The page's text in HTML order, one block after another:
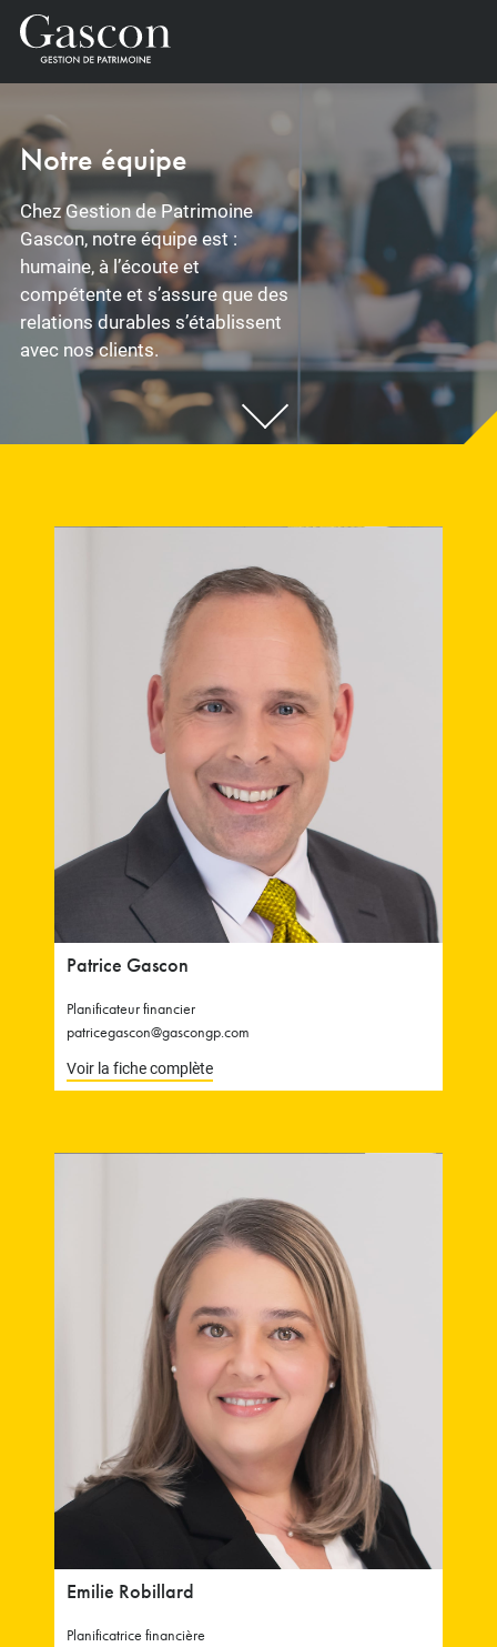
Notre équipe
Chez Gestion de Patrimoine
Gascon, notre équipe est :
humaine, à l’écoute et
compétente et s’assure que des
relations durables s’établissent
avec nos clients.
Patrice Gascon
Planificateur financier
patricegascon@gascongp.com
Voir la fiche complète
Emilie Robillard
Planificatrice financière